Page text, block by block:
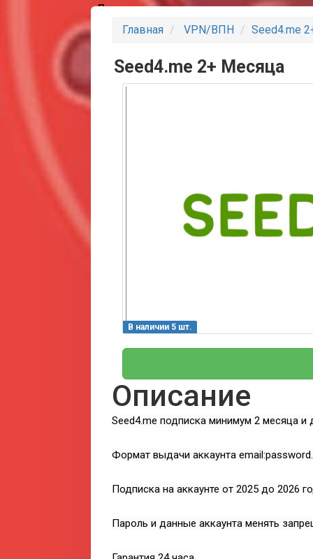
Партнеры
Главная VPN/ВПН Seed4.me
Seed4.me 2+ Месяца
В наличии 5 шт.
Описание
Seed4.me подписка минимум 2 месяца и
Формат выдачи аккаунта email:password.
Подписка на аккаунте от 2025 до 2026
Пароль и данные аккаунта менять